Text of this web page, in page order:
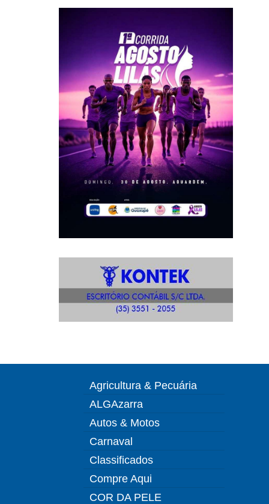
Agricultura & Pecuária
ALGAzarra
Autos & Motos
Carnaval
Classificados
Compre Aqui
COR DA PELE